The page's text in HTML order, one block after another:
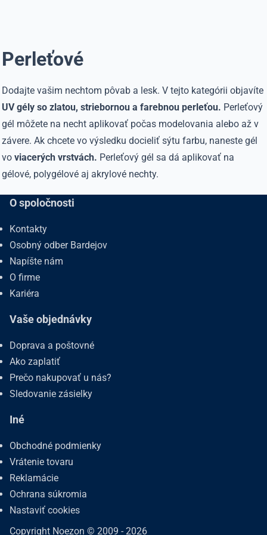
Perleťové
Dodajte vašim nechtom pôvab a lesk. V tejto kategórii objavíte
UV gély so zlatou, striebornou a farebnou perleťou. Perleťový
gél môžete na necht aplikovať počas modelovania alebo až v
závere. Ak chcete vo výsledku docieliť sýtu farbu, naneste gél
voviacerých vrstvách. Perleťový gél sa dá aplikovať na
gélové, polygélové aj akrylové nechty.
O spoločnosti
Kontakty
Osobný odber Bardejov
Napíšte nám
O firme
Kariéra
Vaše objednávky
Doprava a poštovné
Ako zaplatiť
Prečo nakupovať u nás?
Sledovanie zásielky
Iné
Obchodné podmienky
Vrátenie tovaru
Reklamácie
Ochrana súkromia
Nastaviť cookies
Copyright Noezon © 2009 - 2026